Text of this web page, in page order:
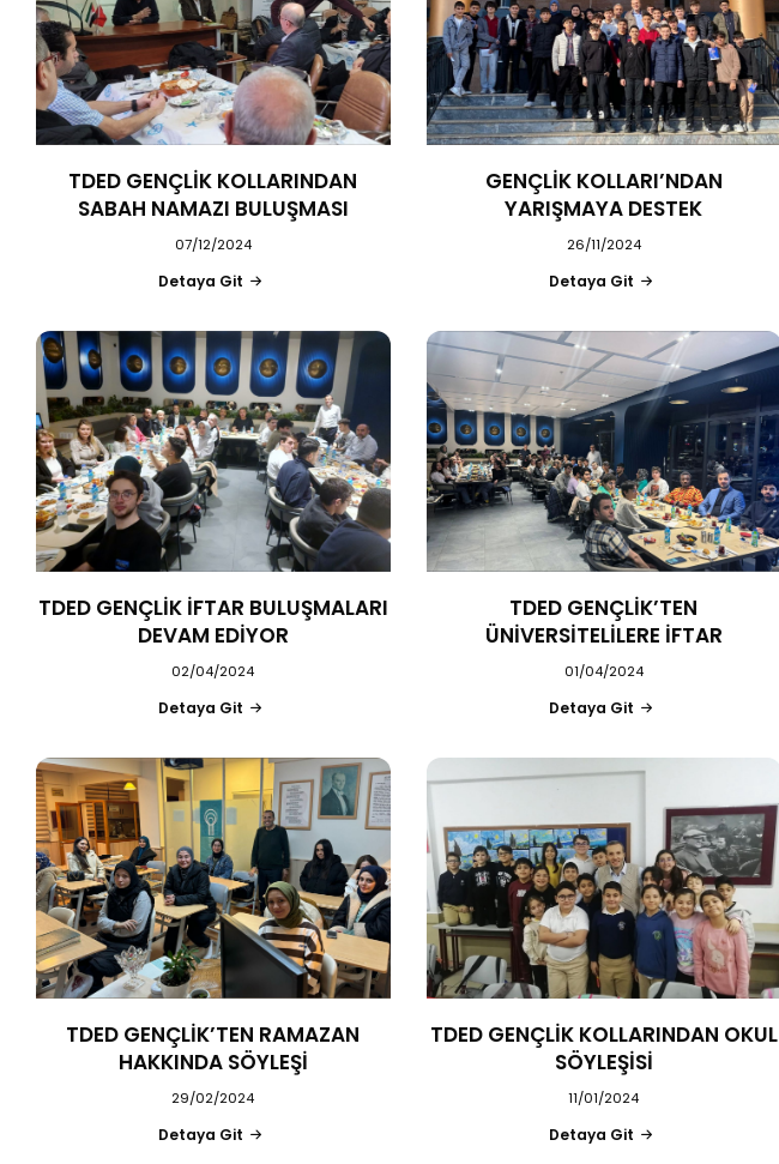
TDED GENÇLİK KOLLARINDAN
SABAH NAMAZI BULUŞMASI
07/12/2024
Detaya Git
GENÇLİK KOLLARI’NDAN
YARIŞMAYA DESTEK
26/11/2024
Detaya Git
TDED GENÇLİK İFTAR BULUŞMALARI
DEVAM EDİYOR
02/04/2024
Detaya Git
TDED GENÇLİK’TEN
ÜNİVERSİTELİLERE İFTAR
01/04/2024
Detaya Git
TDED GENÇLİK’TEN RAMAZAN
HAKKINDA SÖYLEŞİ
29/02/2024
Detaya Git
TDED GENÇLİK KOLLARINDAN OKUL
SÖYLEŞİSİ
11/01/2024
Detaya Git